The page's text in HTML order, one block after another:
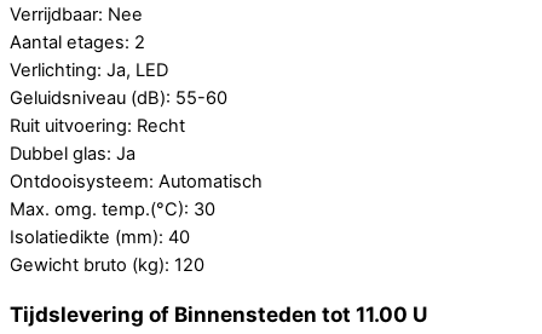
Verrijdbaar: Nee
Aantal etages: 2
Verlichting: Ja, LED
Geluidsniveau (dB): 55-60
Ruit uitvoering: Recht
Dubbel glas: Ja
Ontdooisysteem: Automatisch
Max. omg. temp.(°C): 30
Isolatiedikte (mm): 40
Gewicht bruto (kg): 120
Tijdslevering of Binnensteden tot 11.00 U